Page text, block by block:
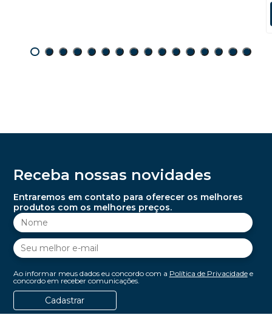
Receba nossas novidades
Entraremos em contato para oferecer os melhores
produtos com os melhores preços.
Ao informar meus dados eu concordo com a Política de Privacidadee
concordo em receber comunicações.
Cadastrar